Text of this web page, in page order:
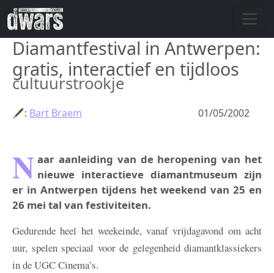
Skip to main content
Diamantfestival in Antwerpen:
gratis, interactief en tijdloos
cultuurstrookje
01/05/2002
🖋: Bart Braem
N aar aanleiding van de heropening van het
nieuwe interactieve diamantmuseum zijn
er in Antwerpen tijdens het weekend van 25 en
26 mei tal van festiviteiten.
Gedurende heel het weekeinde, vanaf vrijdagavond om acht
uur, spelen speciaal voor de gelegenheid diamantklassiekers
in de UGC Cinema’s.